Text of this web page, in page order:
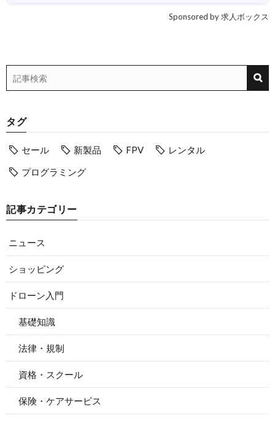
Sponsored by 求人ボックス
タグ
セール 新製品 FPV
レンタル
プログラミング
記事カテゴリー
ニュース
ショッピング
ドローン入門
基礎知識
法律・規制
資格・スクール
保険・ケアサービス